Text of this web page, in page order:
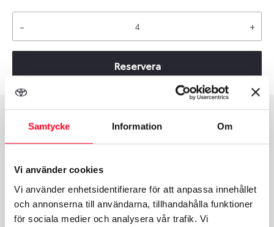
Samtycke Information Om
Vi använder cookies
Vi använder enhetsidentifierare för att anpassa innehållet
och annonserna till användarna, tillhandahålla funktioner
för sociala medier och analysera vår trafik. Vi
- +
Reservera
Group
Fälg PV/C LM
Tum
18
45
Centre Diameter
114.3
Art nummer
7449